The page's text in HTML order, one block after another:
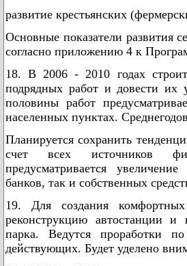
развитие крестьянских
Основные показатели развития
согласно приложению 4 к
18. В 2006 - 2010 годах
подрядных работ и довести их
половины работ
населенных пунктах.
Планируется сохранить
счет всех источников
предусматривается
банков, так и собственных
19. Для создания
реконструкцию автостанции и
парка. Ведутся проработки
действующих. Будет уделено